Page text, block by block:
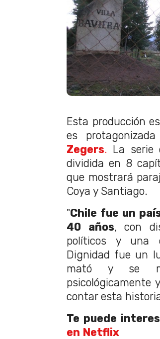
Esta producción
es
Zegers. La serie
dividida en 8
que mostrará
Coya y Santiago.
"Chile fue un
40 años, con
políticos y una
Dignidad fue un
mató y se
psicológicamente
contar esta
Te puede
en Netflix